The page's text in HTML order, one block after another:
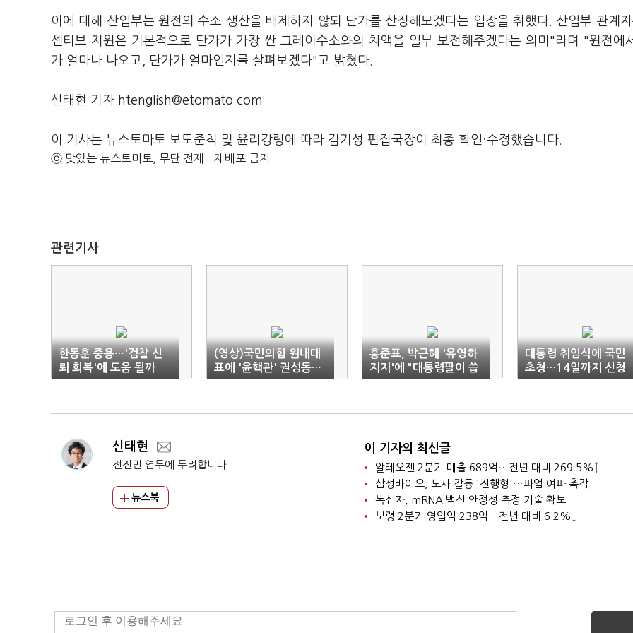
이에 대해 산업부는 원전의 수소 생산을 배제하지 않되 단가를 산정해보겠다는 입장을 취했다. 산업부 관계
센티브 지원은 기본적으로 단가가 가장 싼 그레이수소와의 차액을 일부 보전해주겠다는 의미"라며 "원전에
가 얼마나 나오고, 단가가 얼마인지를 살펴보겠다"고 밝혔다.
신태현 기자 htenglish@etomato.com
이 기사는 뉴스토마토 보도준칙 및 윤리강령에 따라 김기성 편집국장이 최종 확인·수정했습니다.
ⓒ 맛있는 뉴스토마토, 무단 전재 - 재배포 금지
관련기사
한동훈 중용…'검찰 신
뢰 회복'에 도움 될까
(영상)국민의힘 원내대
표에 '윤핵관' 권성동…
당정 수직관계에 여야
홍준표, 박근혜 '유영하
지지'에 "대통령팔이 씁
쓸"
대통령 취임식에 국민
초청…14일까지 신청
신태현
전진만 염두에 두려합니다
뉴스북
이 기자의 최신글
알테오젠 2분기 매출 689억…전년 대비 269.5%↑
삼성바이오, 노사 갈등 '진행형'…파업 여파 촉각
녹십자, mRNA 백신 안정성 측정 기술 확보
보령 2분기 영업익 238억…전년 대비 6.2%↓